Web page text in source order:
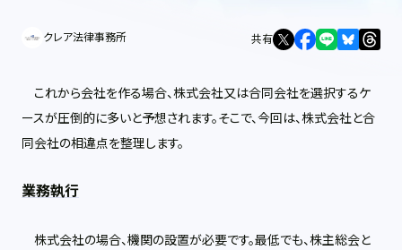
クレア法律事務所 共有
これから会社を作る場合、株式会社又は合同会社を選択するケ
ースが圧倒的に多いと予想されます。そこで、今回は、株式会社と合
同会社の相違点を整理します。
業務執行
株式会社の場合、機関の設置が必要です。最低でも、株主総会と